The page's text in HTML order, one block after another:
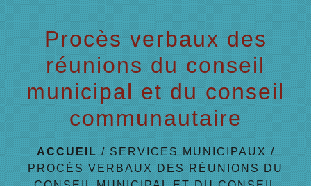
Procès verbaux des
réunions du conseil
municipal et du conseil
communautaire
ACCUEIL / SERVICES MUNICIPAUX /
PROCÈS VERBAUX DES RÉUNIONS DU